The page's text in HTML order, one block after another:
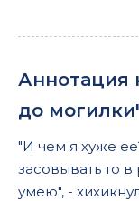
Аннотация
до
"И чем я хуже
засовывать то
умею", -